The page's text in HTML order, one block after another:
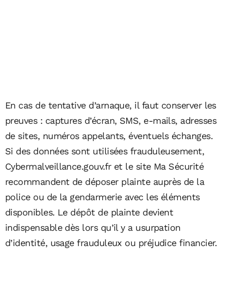
En cas de tentative d’arnaque, il faut conserver les
preuves : captures d’écran, SMS, e-mails, adresses
de sites, numéros appelants, éventuels échanges.
Si des données sont utilisées frauduleusement,
Cybermalveillance.gouv.fr et le site Ma Sécurité
recommandent de déposer plainte auprès de la
police ou de la gendarmerie avec les éléments
disponibles. Le dépôt de plainte devient
indispensable dès lors qu’il y a usurpation
d’identité, usage frauduleux ou préjudice financier.